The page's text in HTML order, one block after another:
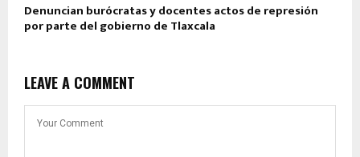
Denuncian burócratas y docentes actos de represión
por parte del gobierno de Tlaxcala
LEAVE A COMMENT